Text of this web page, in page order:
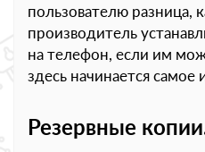
пользователю разница,
производитель
на телефон, если им
здесь начинается самое
Резервные